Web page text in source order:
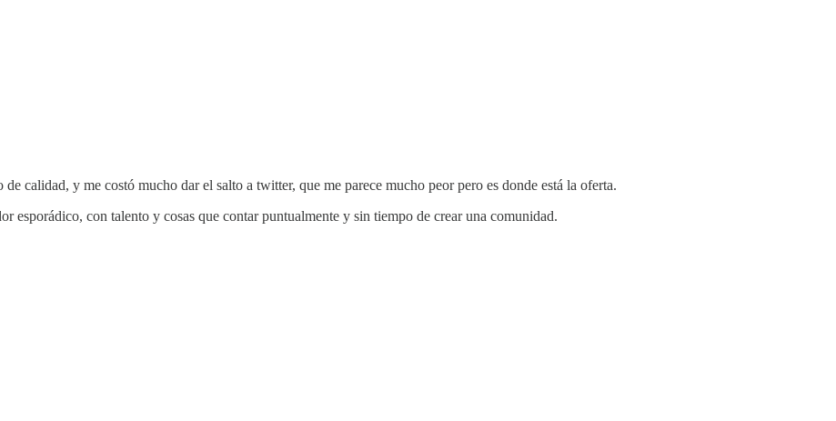
calidad, y me costó mucho dar el salto a twitter, que me parece mucho peor pero es donde está la oferta.
esporádico, con talento y cosas que contar puntualmente y sin tiempo de crear una comunidad.